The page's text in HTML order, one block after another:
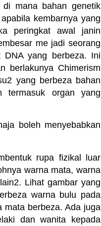
di mana bahan genetik
kembarnya yang
peringkat awal janin
me jadi seorang
DNA yang berbeza. Ini
berlakunya Chimerism
yang berbeza bahan
organ yang
boleh menyebabkan
rupa fizikal luar
warna mata, warna
Lihat gambar yang
warna bulu pada
mata berbeza. Ada juga
dan wanita kepada